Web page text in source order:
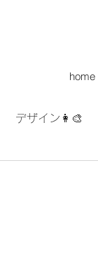
home
デザイン👩‍🎨